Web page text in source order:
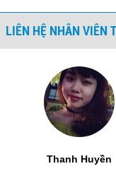
LIÊN HỆ NHÂN VIÊN
Thanh Huyền